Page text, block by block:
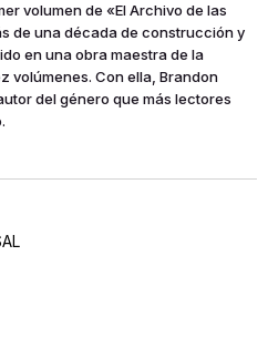
volumen de «El Archivo de las
de una década de construcción y
en una obra maestra de la
volúmenes. Con ella, Brandon
del género que más lectores